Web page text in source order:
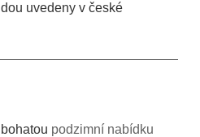
uvedeny v české
podzimní nabídku